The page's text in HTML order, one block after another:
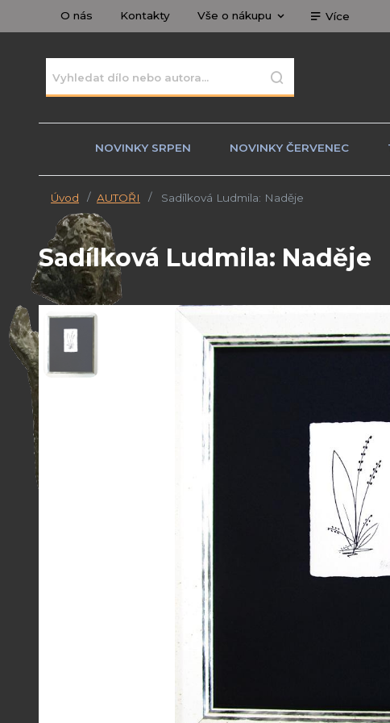
O nás Kontakty Vše o nákupu Více
NOVINKY SRPEN NOVINKY ČERVENEC
Úvod AUTOŘI Sadílková Ludmila: Naděje
Sadílková Ludmila: Naděje